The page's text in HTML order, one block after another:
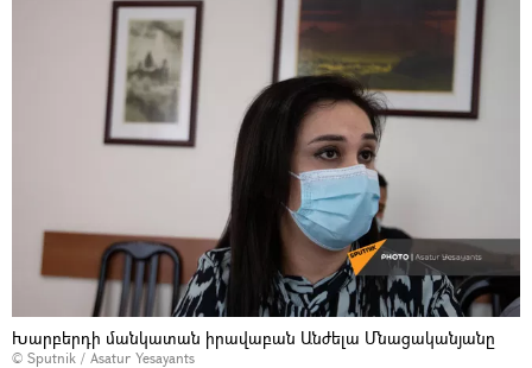
Խարբերդի մանկատան իրավաբան Անժելա Մնացականյանը
© Sputnik / Asatur Yesayants